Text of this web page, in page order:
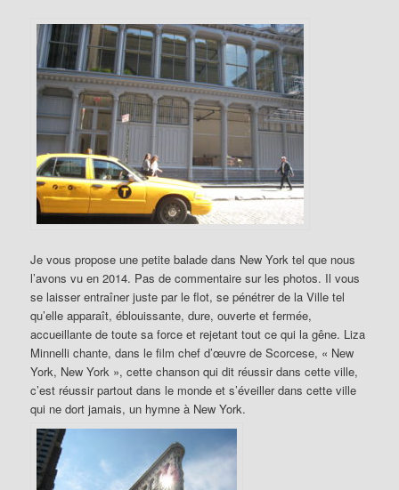
Je vous propose une petite balade dans New York tel que nous
l’avons vu en 2014. Pas de commentaire sur les photos. Il vous
se laisser entraîner juste par le flot, se pénétrer de la Ville tel
qu’elle apparaît, éblouissante, dure, ouverte et fermée,
accueillante de toute sa force et rejetant tout ce qui la gêne. Liza
Minnelli chante, dans le film chef d’œuvre de Scorcese, « New
York, New York », cette chanson qui dit réussir dans cette ville,
c’est réussir partout dans le monde et s’éveiller dans cette ville
qui ne dort jamais, un hymne à New York.